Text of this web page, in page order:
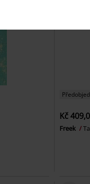
Kč
Freek